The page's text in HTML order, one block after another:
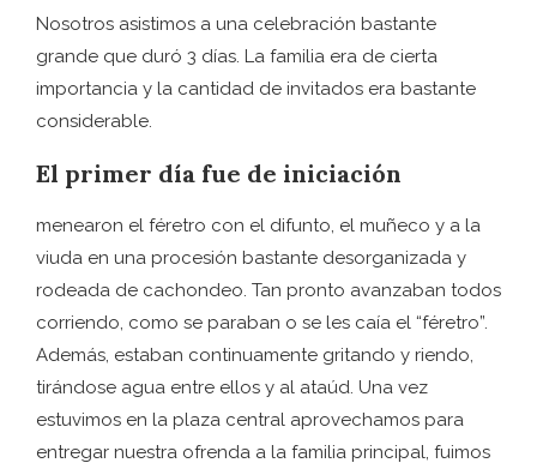
Nosotros asistimos a una celebración bastante
grande que duró 3 días. La familia era de cierta
importancia y la cantidad de invitados era bastante
considerable.
El primer día fue de iniciación
menearon el féretro con el difunto, el muñeco y a la
viuda en una procesión bastante desorganizada y
rodeada de cachondeo. Tan pronto avanzaban todos
corriendo, como se paraban o se les caía el “féretro”.
Además, estaban continuamente gritando y riendo,
tirándose agua entre ellos y al ataúd. Una vez
estuvimos en la plaza central aprovechamos para
entregar nuestra ofrenda a la familia principal, fuimos